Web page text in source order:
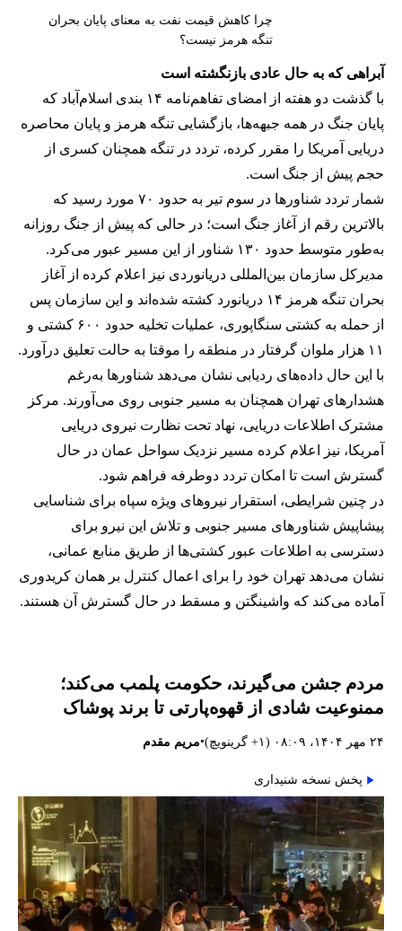
چرا کاهش قیمت نفت به معنای پایان بحران
تنگه هرمز نیست؟
آبراهی که به حال عادی بازنگشته است
با گذشت دو هفته از امضای تفاهم‌نامه ۱۴ بندی اسلام‌آباد که
پایان جنگ در همه جبهه‌ها، بازگشایی تنگه هرمز و پایان محاصره
دریایی آمریکا را مقرر کرده، تردد در تنگه همچنان کسری از
حجم پیش از جنگ است.
شمار تردد شناورها در سوم تیر به حدود ۷۰ مورد رسید که
بالاترین رقم از آغاز جنگ است؛ در حالی که پیش از جنگ روزانه
به‌طور متوسط حدود ۱۳۰ شناور از این مسیر عبور می‌کرد.
مدیرکل سازمان بین‌المللی دریانوردی نیز اعلام کرده از آغاز
بحران تنگه هرمز ۱۴ دریانورد کشته شده‌اند و این سازمان پس
از حمله به کشتی سنگاپوری، عملیات تخلیه حدود ۶۰۰ کشتی و
۱۱ هزار ملوان گرفتار در منطقه را موقتا به حالت تعلیق درآورد.
با این حال داده‌های ردیابی نشان می‌دهد شناورها به‌رغم
هشدارهای تهران همچنان به مسیر جنوبی روی می‌آورند. مرکز
مشترک اطلاعات دریایی، نهاد تحت نظارت نیروی دریایی
آمریکا، نیز اعلام کرده مسیر نزدیک سواحل عمان در حال
گسترش است تا امکان تردد دوطرفه فراهم شود.
در چنین شرایطی، استقرار نیروهای ویژه سپاه برای شناسایی
پیشاپیش شناورهای مسیر جنوبی و تلاش این نیرو برای
دسترسی به اطلاعات عبور کشتی‌ها از طریق منابع عمانی،
نشان می‌دهد تهران خود را برای اعمال کنترل بر همان کریدوری
آماده می‌کند که واشینگتن و مسقط در حال گسترش آن هستند.
مردم جشن می‌گیرند، حکومت پلمب می‌کند؛
ممنوعیت شادی از قهوه‌پارتی تا برند پوشاک
۲۴ مهر ۱۴۰۴، ۰۸:۰۹ (‎+۱ گرینویچ) •مریم مقدم
پخش نسخه شنیداری